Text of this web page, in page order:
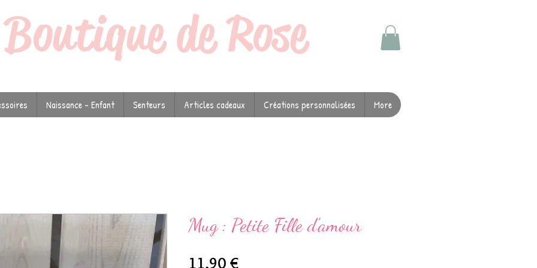
Boutique de Rose
Naissance - Enfant Senteurs Articles cadeaux Créations personnalisées More
Mug : Petite Fille d'amour
11,90 €Prix